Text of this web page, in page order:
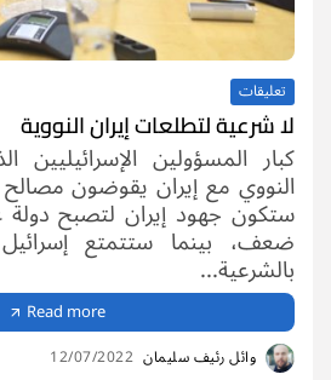
تعليقات
لا شرعية لتطلعات إيران النووية
كبار المسؤولين الإسرائيليين
النووي مع إيران يقوضون مصالح
ستكون جهود إيران لتصبح
ضعف، بينما ستتمتع إسرائيل
بالشرعية...
Read more
وائل رئيف سليمان 12/07/2022